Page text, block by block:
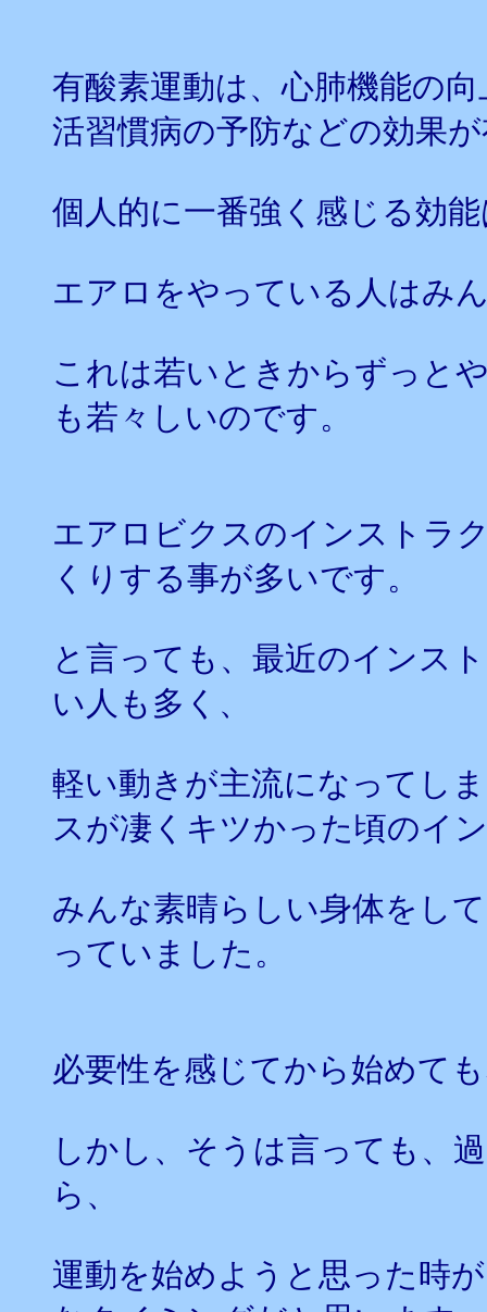
有酸素運動は、心肺機能の
活習慣病の予防などの効果
個人的に一番強く感じる効
エアロをやっている人はみ
これは若いときからずっと
も若々しいのです。
エアロビクスのインストラ
くりする事が多いです。
と言っても、最近のインス
い人も多く、
軽い動きが主流になってし
スが凄くキツかった頃のイ
みんな素晴らしい身体をし
っていました。
必要性を感じてから始めて
しかし、そうは言っても、
ら、
運動を始めようと思った時